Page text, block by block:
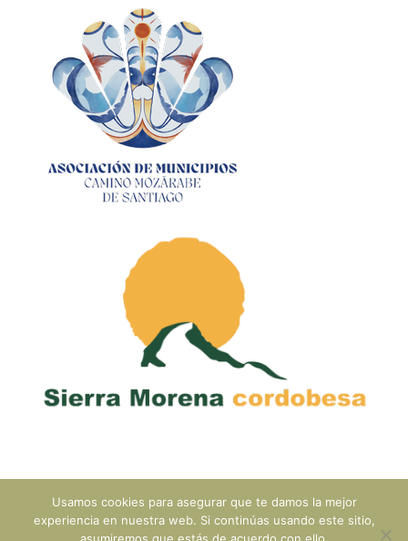
Congreso Camino Mozárabe de Santiago. Camino y Patrimonio. 30
Usamos cookies para asegurar que te damos la mejor
experiencia en nuestra web. Si continúas usando este sitio,